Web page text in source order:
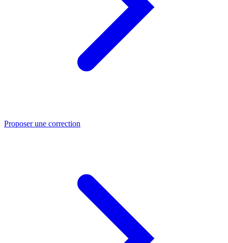
Proposer une correction